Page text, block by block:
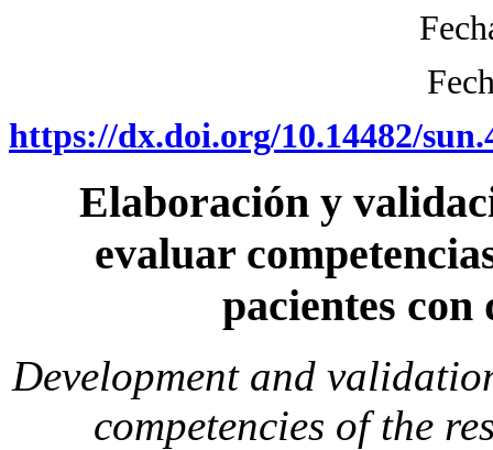
https://dx.doi.org/10.14482/
Elaboración y
evaluar
pacientes con
Development and
competencies of the